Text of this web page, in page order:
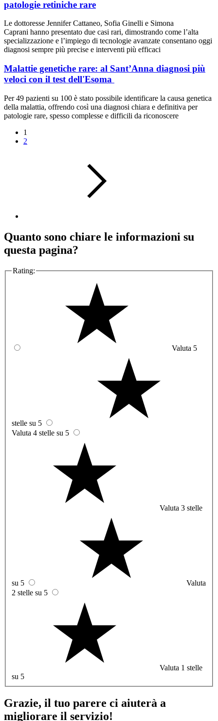
patologie retiniche rare
Le dottoresse Jennifer Cattaneo, Sofia Ginelli e Simona
Caprani hanno presentato due casi rari, dimostrando come l’alta
specializzazione e l’impiego di tecnologie avanzate consentano oggi
diagnosi sempre più precise e interventi più efficaci
Malattie genetiche rare: al Sant’Anna diagnosi più
veloci con il test dell'Esoma
Per 49 pazienti su 100 è stato possibile identificare la causa genetica
della malattia, offrendo così una diagnosi chiara e definitiva per
patologie rare, spesso complesse e difficili da riconoscere
1
2
Quanto sono chiare le informazioni su
questa pagina?
Rating:
Valuta 5
stelle su 5
Valuta 4 stelle su 5
Valuta 3 stelle
su 5
Valuta
2 stelle su 5
Valuta 1 stelle
su 5
Grazie, il tuo parere ci aiuterà a
migliorare il servizio!